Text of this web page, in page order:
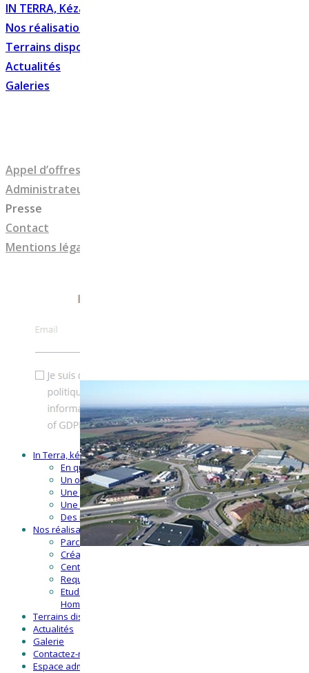
IN TERRA, Kézako ?
Nos réalisations
Terrains disposnibles
Actualités
Galeries
Appel d’offres
Administrateurs
Presse
Contact
Mentions légales
In Terra, kézako ?
En quelques mots
Un outil opérationnel
Une gouvernance collégiale
Une équipe à votre service
Des moyens d’expertises
Nos réalisations
Parc d’activités économiques CADRAN
Création d’une voie verte
Centre-ville de Montrevel-en-B.
Requalification de la Plaine tonique
Etude de développement de l’aérodrome Terre des
Hommes
Terrains disponibles
Actualités
Galerie
Contactez-nous
Espace administrateurs